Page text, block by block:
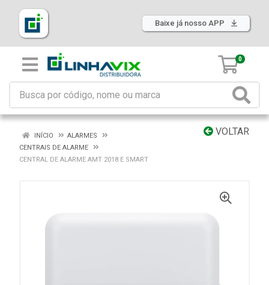
Baixe já nosso APP
0
VOLTAR
INÍCIO
ALARMES
CENTRAIS DE ALARME
CENTRAL DE ALARME AMT 2018 E SMART